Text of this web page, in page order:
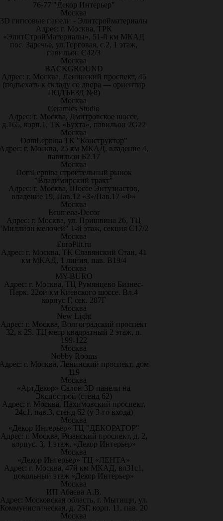
76-77 "Декор Интерьер"
Москва
3D гипсовые панели - Элитсройматериалы
Адрес: г. Москва, ТРК
«ЭлитСтройМатериалы», 51-й км МКАД
пос. Заречье, ул.Торговая, с.2, 1 этаж,
павильон С42/3
Москва
BACKGROUND
Адрес: г. Москва, Ленинский проспект, 45
(подъехать к складу со двора — ориентир
ПОДЪЕЗД №8)
Москва
Ceramics Studio
Адрес: г. Москва, Дмитровское шоссе,
д.165, корп.1, ТК «Бухта», павильон 2G22
Москва
DomLepnina ТК "Конструктор"
г. Москва, 25 км МКАД, владение 4,
павильон Б2.17
Москва
DomLepnina строительный рынок
"Владимирский тракт"
Адрес: г. Москва, Шоссе Энтузиастов,
владение 19, Пав.12 «З»/Пав.17 «Ф»
Москва
Ecumena-Decor
Адрес: г. Москва, ул. Пришвина 26, ТЦ
мелочей" 1-й этаж, секция С17/2
Москва
EuroPlit.ru
Адрес: г. Москва, ТК Славянский Стан, 41
км МКАД, 1 линия, пав. В19/4
Москва
MY-BURO
Адрес: г. Москва, ТЦ Румянцево Бизнес-
Парк. 22ой км Киевского шоссе. Вл.4
корпус Г, сек. 207Г
Москва
New Light
Адрес: г. Москва, Волгоградский проспект
32, к 25. ТЦ метр квадратный 2 этаж, п.
199-122
Москва
Nobby Rooms
г. Москва, Ленинский проспект, дом
119
Москва
«АртДекор» Салон 3D панели на
Экспострой (стенд 62)
Адрес: г. Москва, Нахимовский проспект,
24с1, пав.3, стенд 62 (у 3-го входа)
Москва
«Декор Интерьер» ТЦ "ДЕКОРАТОР"
Адрес: г. Москва, Рязанский проспект, д. 2,
корпус. 3, 1 этаж, «Декор Интерьер»
Москва
«Декор Интерьер» ТЦ «ЛЕНТА»
Адрес: г. Москва, 47й км МКАД, вл31с1,
цокольный этаж «Декор Интерьер»
Москва
ИП Абаева А.В.
Адрес: Московская область, г. Мытищи, ул.
Коммунистическая, д. 25Г, корп. 11, пав. 20
Москва